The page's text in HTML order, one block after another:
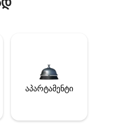
აპარტამენტი